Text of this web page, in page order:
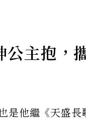
公主抱，
是他繼《天盛長